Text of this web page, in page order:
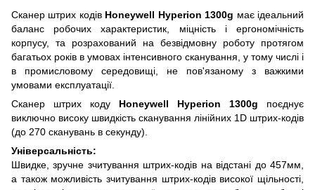
Сканер штрих кодів Honeywell Hyperion 1300g має ідеальний
баланс робочих характеристик, міцність і ергономічність
корпусу, та розрахований на безвідмовну роботу протягом
багатьох років в умовах інтенсивного сканування, у тому числі і
в промисловому середовищі, не пов'язаному з важкими
умовами експлуатації.
Сканер штрих коду Honeywell Hyperion 1300g поєднує
виключно високу швидкість сканування лінійних 1D штрих-кодів
(до 270 сканувань в секунду).
Універсальність:
Швидке, зручне зчитування штрих-кодів на відстані до 457мм,
а також можливість зчитування штрих-кодів високої щільності,